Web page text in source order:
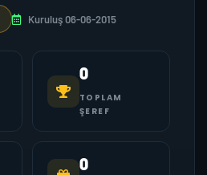
Kuruluş 06-06-2015
0
TOPLAM
ŞEREF
0